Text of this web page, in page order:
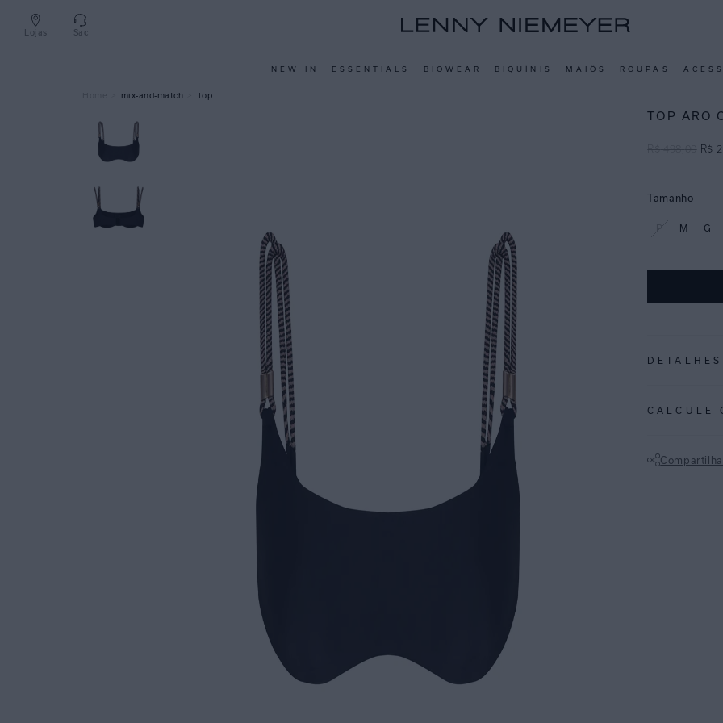
Lojas Sac
NEW IN ESSENTIALS BIOWEAR BIQUÍNIS MAIÔS ROUPAS
mix-and-match Top
TOP ARO
R$ 498,00 R$
Tamanho
M G
CALCULE